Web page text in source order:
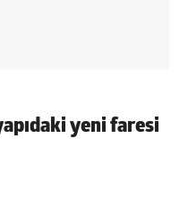
yeni faresi